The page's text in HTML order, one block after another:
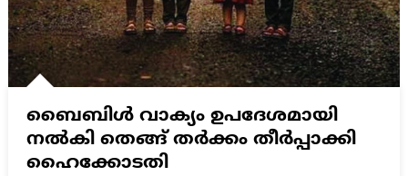
ബൈബിള്‍ വാക്യം ഉപദേശമായി
നല്‍കി തെങ്ങ് തര്‍ക്കം തീര്‍പ്പാക്കി
ഹൈക്കോടതി